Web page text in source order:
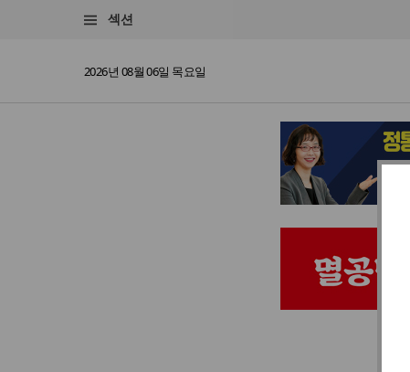
섹션
2026년 08월 06일 목요일